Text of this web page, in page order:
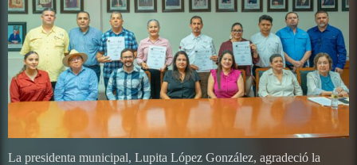
La presidenta municipal, Lupita López González, agradeció la